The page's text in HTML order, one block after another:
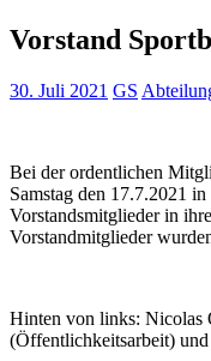
Vorstand
30. Juli 2021 GS
Bei der ordentlichen
Samstag den 17.7.2021
Vorstandsmitglieder in
Vorstandmitglieder
Hinten von links: Nicolas
(Öffentlichkeitsarbeit)